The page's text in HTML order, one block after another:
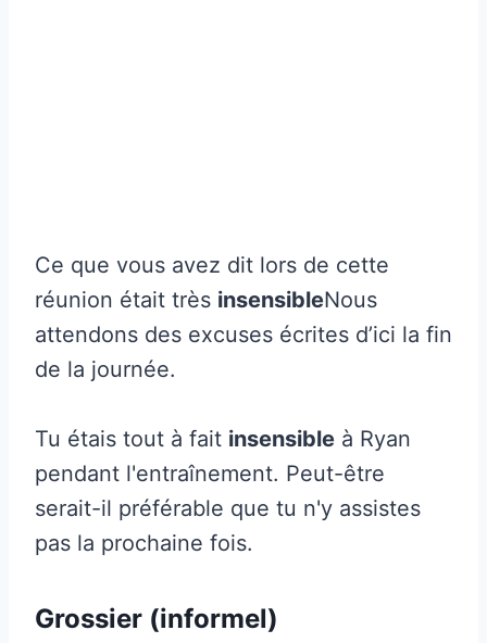
Ce que vous avez dit lors de cette
réunion était très insensibleNous
attendons des excuses écrites d’ici la fin
de la journée.
Tu étais tout à fait insensible à Ryan
pendant l'entraînement. Peut-être
serait-il préférable que tu n'y assistes
pas la prochaine fois.
Grossier (informel)